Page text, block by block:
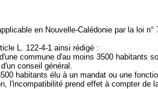
en Nouvelle-Calédonie par la loi
L. 122-4-1 ainsi rédigé :
commune d'au moins 3500 habitants
conseil général.
habitants élu à un mandat ou une
l'incompatibilité prend effet à compter